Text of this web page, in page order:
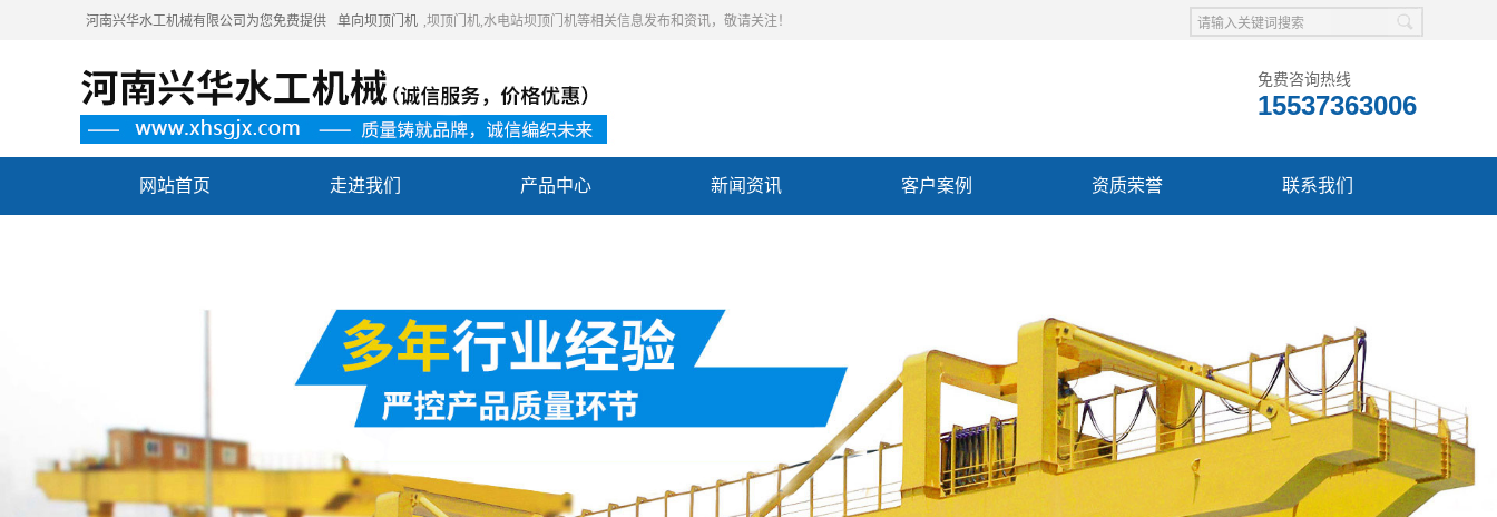
河南兴华水工机械有限公司为您免费提供 单向坝顶门机 ,坝顶门机,水电站坝顶门机等相关信息发布和资讯，敬请关注！
免费咨询热线
15537363006
网站首页 走进我们 产品中心 新闻资讯 客户案例 资质荣誉 联系我们